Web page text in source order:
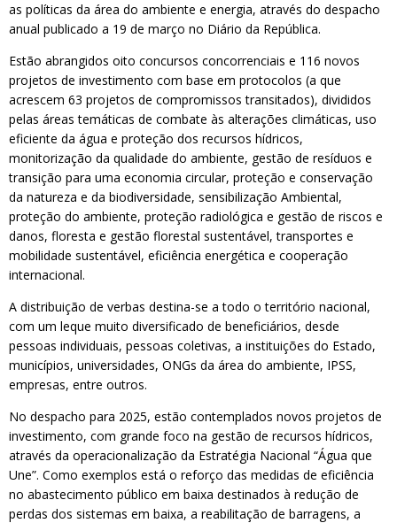
as políticas da área do ambiente e energia, através do despacho
anual publicado a 19 de março no Diário da República.
Estão abrangidos oito concursos concorrenciais e 116 novos
projetos de investimento com base em protocolos (a que
acrescem 63 projetos de compromissos transitados), divididos
pelas áreas temáticas de combate às alterações climáticas, uso
eficiente da água e proteção dos recursos hídricos,
monitorização da qualidade do ambiente, gestão de resíduos e
transição para uma economia circular, proteção e conservação
da natureza e da biodiversidade, sensibilização Ambiental,
proteção do ambiente, proteção radiológica e gestão de riscos e
danos, floresta e gestão florestal sustentável, transportes e
mobilidade sustentável, eficiência energética e cooperação
internacional.
A distribuição de verbas destina-se a todo o território nacional,
com um leque muito diversificado de beneficiários, desde
pessoas individuais, pessoas coletivas, a instituições do Estado,
municípios, universidades, ONGs da área do ambiente, IPSS,
empresas, entre outros.
No despacho para 2025, estão contemplados novos projetos de
investimento, com grande foco na gestão de recursos hídricos,
através da operacionalização da Estratégia Nacional “Água que
Une”. Como exemplos está o reforço das medidas de eficiência
no abastecimento público em baixa destinados à redução de
perdas dos sistemas em baixa, a reabilitação de barragens, a